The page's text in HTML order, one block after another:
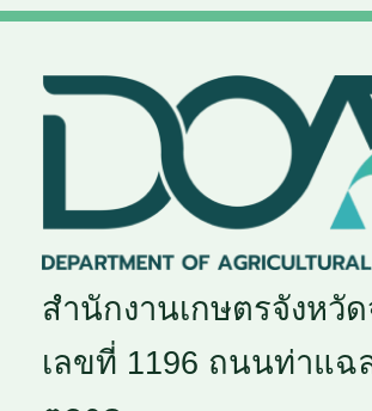
สำนักงานเกษตรจังหวั
เลขที่ 1196 ถนนท่าแฉ